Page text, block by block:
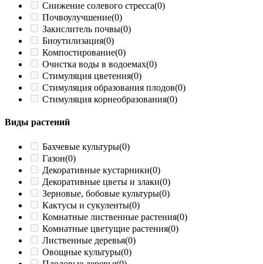
Снижение солевого стресса(0)
Почвоулучшение(0)
Закислитель почвы(0)
Биоутилизация(0)
Компостирование(0)
Очистка воды в водоемах(0)
Стимуляция цветения(0)
Стимуляция образования плодов(0)
Стимуляция корнеобразования(0)
Виды растений
Бахчевые культуры(0)
Газон(0)
Декоративные кустарники(0)
Декоративные цветы и злаки(0)
Зерновые, бобовые культуры(0)
Кактусы и сукуленты(0)
Комнатные лиственные растения(0)
Комнатные цветущие растения(0)
Лиственные деревья(0)
Овощные культуры(0)